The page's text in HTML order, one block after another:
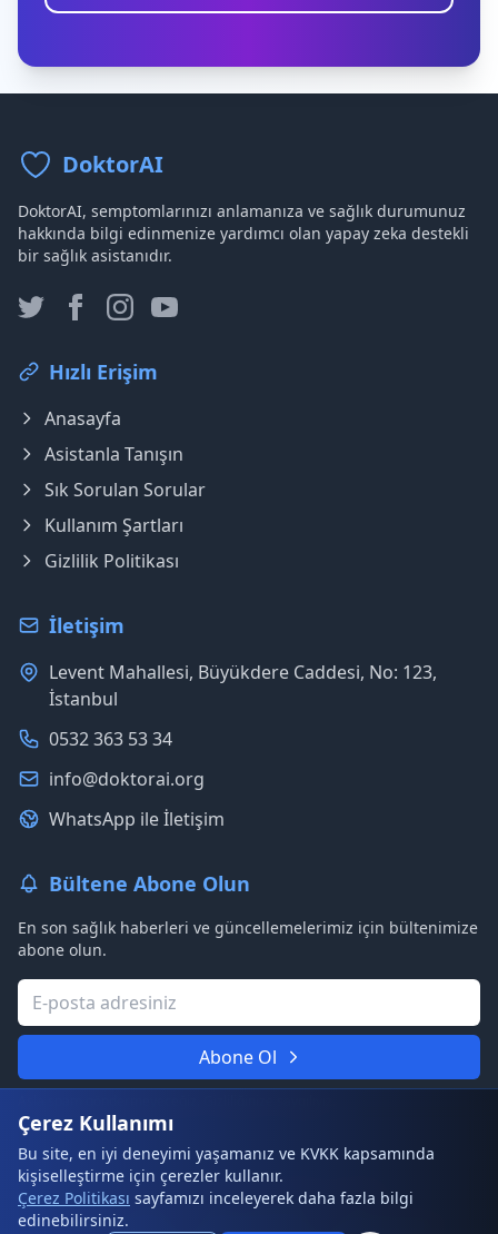
DoktorAI
DoktorAI, semptomlarınızı anlamanıza ve sağlık durumunuz
hakkında bilgi edinmenize yardımcı olan yapay zeka destekli
bir sağlık asistanıdır.
Hızlı Erişim
Anasayfa
Asistanla Tanışın
Sık Sorulan Sorular
Kullanım Şartları
Gizlilik Politikası
İletişim
Levent Mahallesi, Büyükdere Caddesi, No: 123,
İstanbul
0532 363 53 34
info@doktorai.org
WhatsApp ile İletişim
Bültene Abone Olun
En son sağlık haberleri ve güncellemelerimiz için bültenimize
abone olun.
Abone Ol
© 2026 DoktorAI. Tüm hakları saklıdır.
Kullanım Şartları
Çerez Kullanımı
Bu site, en iyi deneyimi yaşamanız ve KVKK kapsamında
kişiselleştirme için çerezler kullanır.
Çerez Politikası sayfamızı inceleyerek daha fazla bilgi
edinebilirsiniz.